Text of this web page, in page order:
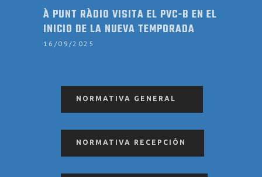
À PUNT RÀDIO VISITA EL PVC-B EN EL
INICIO DE LA NUEVA TEMPORADA
16/09/2025
NORMATIVA GENERAL
NORMATIVA RECEPCIÓN